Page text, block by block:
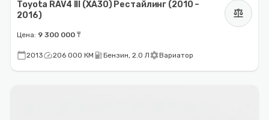
Toyota RAV4 III (XA30) Рестайлинг (2010 –
2016)
balance
Цена: 9 300 000 ₸
calendar_today2013speed206 000 КМ local_gas_stationБензин, 2.0 ЛsettingsВариатор